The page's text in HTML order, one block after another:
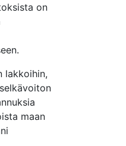
on
lakkoihin,
maan